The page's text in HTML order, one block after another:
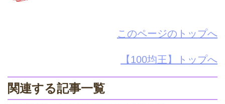
このページのトップへ
【100均王】トップへ
関連する記事一覧